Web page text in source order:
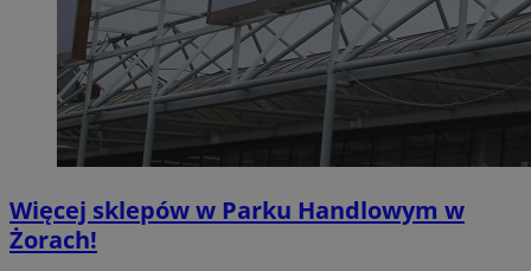
Więcej sklepów w Parku Handlowym w
Żorach!